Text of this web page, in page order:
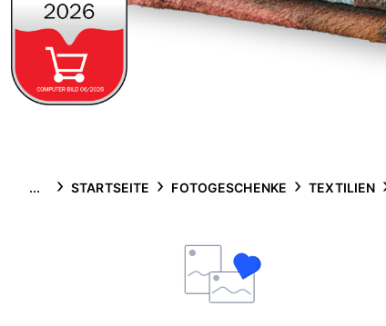
... STARTSEITE FOTOGESCHENKE TEXTILIEN